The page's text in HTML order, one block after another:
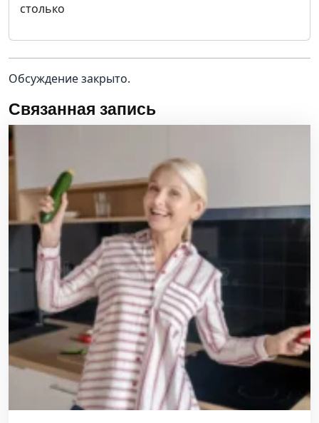
столько
Обсуждение закрыто.
Связанная запись